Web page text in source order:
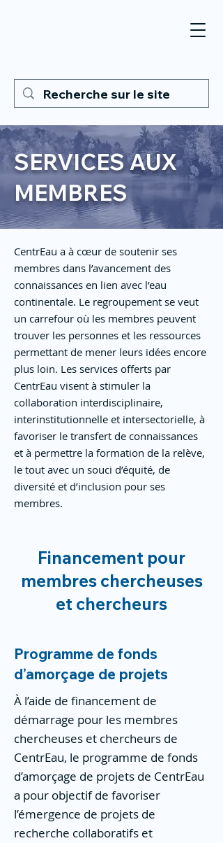
SERVICES AUX
MEMBRES
CentrEau a à cœur de soutenir ses
membres dans l’avancement des
connaissances en lien avec l’eau
continentale. Le regroupement se veut
un carrefour où les membres peuvent
trouver les personnes et les ressources
permettant de mener leurs idées encore
plus loin. Les services offerts par
CentrEau visent à stimuler la
collaboration interdisciplinaire,
interinstitutionnelle et intersectorielle, à
favoriser le transfert de connaissances
et à permettre la formation de la relève,
le tout avec un souci d’équité, de
diversité et d’inclusion pour ses
membres.
Financement pour
membres chercheuses
et chercheurs
Programme de fonds
d’amorçage de projets
À l’aide de financement de
démarrage pour les membres
chercheuses et chercheurs de
CentrEau, le programme de fonds
d’amorçage de projets de CentrEau
a pour objectif de favoriser
l’émergence de projets de
recherche collaboratifs et